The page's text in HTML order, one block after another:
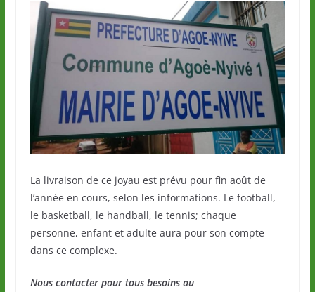
La livraison de ce joyau est prévu pour fin août de
l’année en cours, selon les informations. Le football,
le basketball, le handball, le tennis; chaque
personne, enfant et adulte aura pour son compte
dans ce complexe.
Nous contacter pour tous besoins au